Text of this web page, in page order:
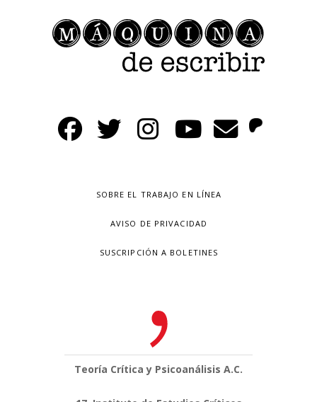
SOBRE EL TRABAJO EN LÍNEA
AVISO DE PRIVACIDAD
SUSCRIPCIÓN A BOLETINES
Teoría Crítica y Psicoanálisis A.C.